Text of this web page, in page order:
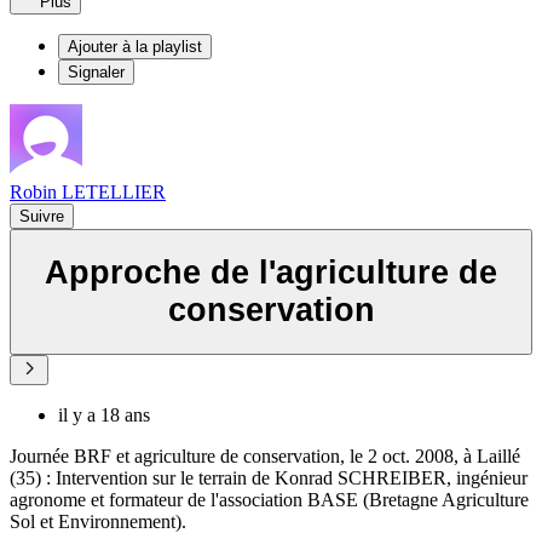
Ajouter à la playlist
Signaler
Robin LETELLIER
Suivre
Approche de l'agriculture de
conservation
il y a 18 ans
Journée BRF et agriculture de conservation, le 2 oct. 2008, à Laillé
(35) : Intervention sur le terrain de Konrad SCHREIBER, ingénieur
agronome et formateur de l'association BASE (Bretagne Agriculture
Sol et Environnement).